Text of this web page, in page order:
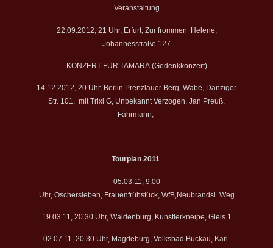
Veranstaltung
22.09.2012, 21 Uhr, Erfurt, Zur frommen Helene,
Johannesstraße 127
KONZERT FÜR TAMARA (Gedenkkonzert)
14.12.2012, 20 Uhr, Berlin Prenzlauer Berg, Wabe, Danziger
Str. 101, mit Trixi G, Unbekannt Verzogen, Jan Preuß,
Fährmann,
Tourplan 2011
05.03.11, 9.00
Uhr, Oschersleben, Frauenfrühstück, WfB,Neubrandsl. Weg
19.03.11, 20.30 Uhr, Waldenburg, Künstlerkneipe, Gleis 1
02.07.11, 20.30 Uhr, Magdeburg, Volksbad Buckau, Karl-